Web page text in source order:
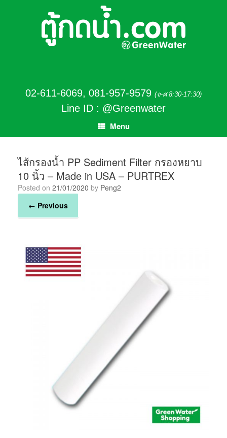
02-611-6069, 081-957-9579 (จ-ศ 8:30-17:30)
Line ID : @Greenwater
Menu
ไส้กรองน้ำ PP Sediment Filter กรองหยาบ
10 นิ้ว – Made in USA – PURTREX
Posted on 21/01/2020 by Peng2
← Previous